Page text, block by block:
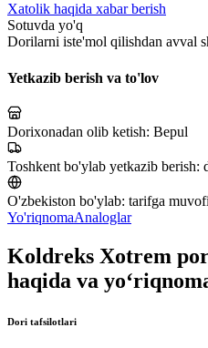
Xatolik haqida xabar berish
Sotuvda yo'q
Dorilarni iste'mol qilishdan avval
Yetkazib berish va to'lov
Dorixonadan olib ketish: Bepul
Toshkent bo'ylab yetkazib berish:
O'zbekiston bo'ylab: tarifga
Yo'riqnomaAnaloglar
Koldreks Xotrem
haqida va
Dori tafsilotlari